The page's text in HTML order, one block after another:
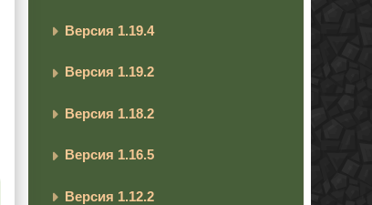
Версия 1.19.4
Версия 1.19.2
Версия 1.18.2
Версия 1.16.5
Версия 1.12.2